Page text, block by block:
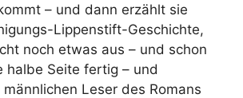
– und dann erzählt sie
Lippenstift-Geschichte,
noch etwas aus – und schon
halbe Seite fertig – und
Leser des Romans